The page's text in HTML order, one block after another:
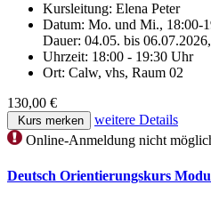
Kursleitung: Elena Peter
Datum: Mo. und Mi., 18:00-
Dauer: 04.05. bis
Uhrzeit: 18:00 - 19:30 Uhr
Ort: Calw, vhs, Raum 02
130,00 €
Kurs merken
weitere Details
Online-Anmeldung nicht
Deutsch Orientierungskurs